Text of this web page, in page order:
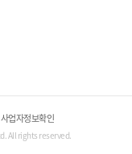
사업자정보확인
All rights reserved.